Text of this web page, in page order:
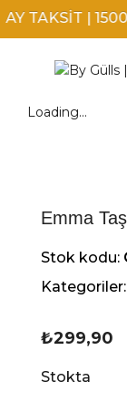
TAKSİT |
Loading...
Emma
Stok kodu:
Kategoriler:
₺299,90
Stokta